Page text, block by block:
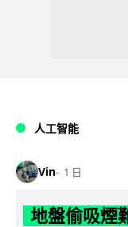
人工智能
Vin 1 日
地盤偷吸煙